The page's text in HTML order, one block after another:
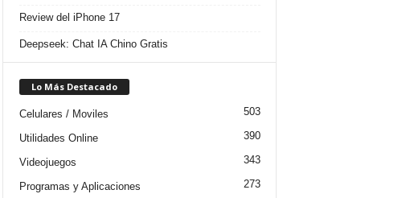
Review del iPhone 17
Deepseek: Chat IA Chino Gratis
Lo Más Destacado
Celulares / Moviles 503
Utilidades Online 390
Videojuegos 343
Programas y Aplicaciones 273